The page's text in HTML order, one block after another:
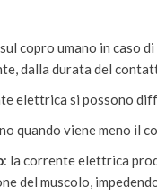
copro umano in
dalla durata del
elettrica si possono
quando viene meno il
: la corrente elettrica
del muscolo,